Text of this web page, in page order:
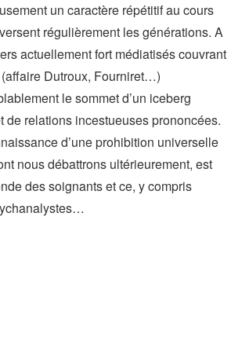
un caractère répétitif au cours
régulièrement les générations. A
actuellement fort médiatisés couvrant
Dutroux, Fourniret…)
le sommet d’un iceberg
de relations incestueuses prononcées.
d’une prohibition universelle
nous débattrons ultérieurement, est
des soignants et ce, y compris